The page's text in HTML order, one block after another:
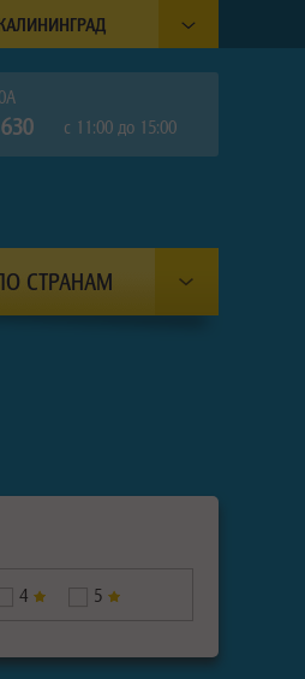
СТРАНАМ
с 11:00 до 15:00
4 5